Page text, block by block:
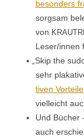
beson­ders
sorgsam
von
Leser/innen
Skip the
sehr
tiv­en
vielle­icht
Und
auch